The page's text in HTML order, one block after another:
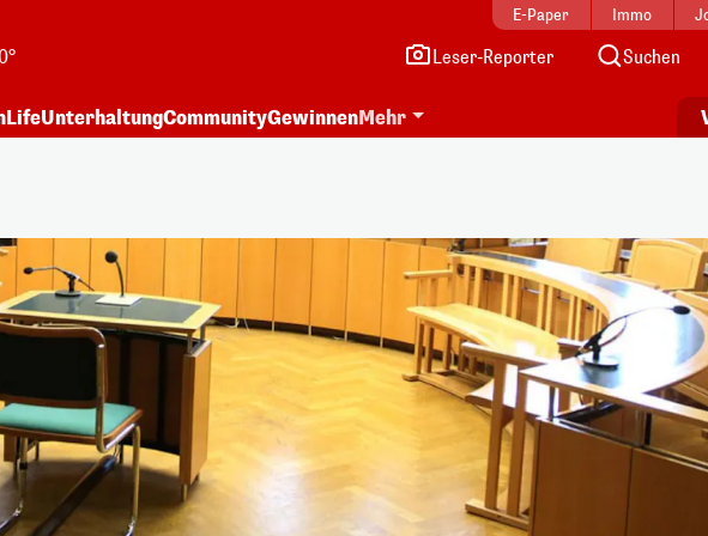
E-Paper Immo
Leser-Reporter Suchen
LifeUnterhaltungCommunityGewinnenMehr